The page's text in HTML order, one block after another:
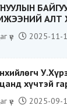
АЛТ
ГАРГАХ
ТАСЛАН
үе 2025-11-
хүчтэй
ёсны
үе 2025-09-